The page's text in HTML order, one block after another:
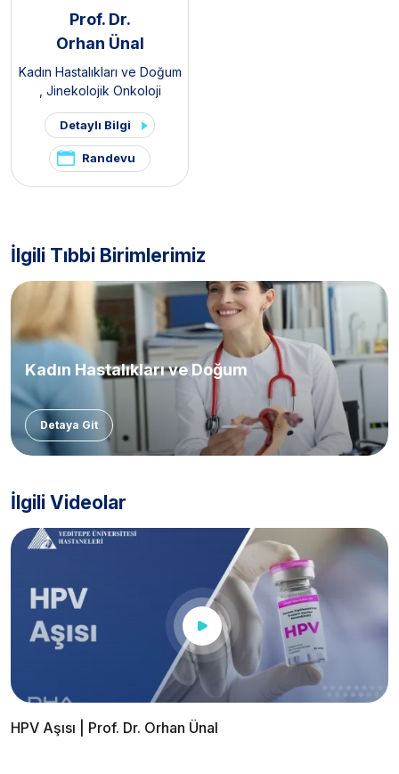
Prof. Dr.
Orhan Ünal
Kadın Hastalıkları ve Doğum
Jinekolojik Onkoloji
Detaylı Bilgi
Randevu
İlgili Tıbbi Birimlerimiz
Kadın Hastalıkları ve Doğum
Detaya Git
İlgili Videolar
HPV Aşısı | Prof. Dr. Orhan Ünal